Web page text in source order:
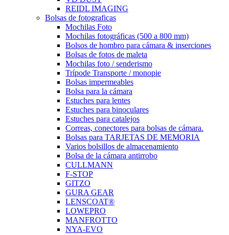
REIDL IMAGING
Bolsas de fotograficas
Mochilas Foto
Mochilas fotográficas (500 a 800 mm)
Bolsos de hombro para cámara & inserciones
Bolsas de fotos de maleta
Mochilas foto / senderismo
Trípode Transporte / monopie
Bolsas impermeables
Bolsa para la cámara
Estuches para lentes
Estuches para binoculares
Estuches para catalejos
Correas, conectores para bolsas de cámara.
Bolsas para TARJETAS DE MEMORIA
Varios bolsillos de almacenamiento
Bolsa de la cámara antirrobo
CULLMANN
F-STOP
GITZO
GURA GEAR
LENSCOAT®
LOWEPRO
MANFROTTO
NYA-EVO